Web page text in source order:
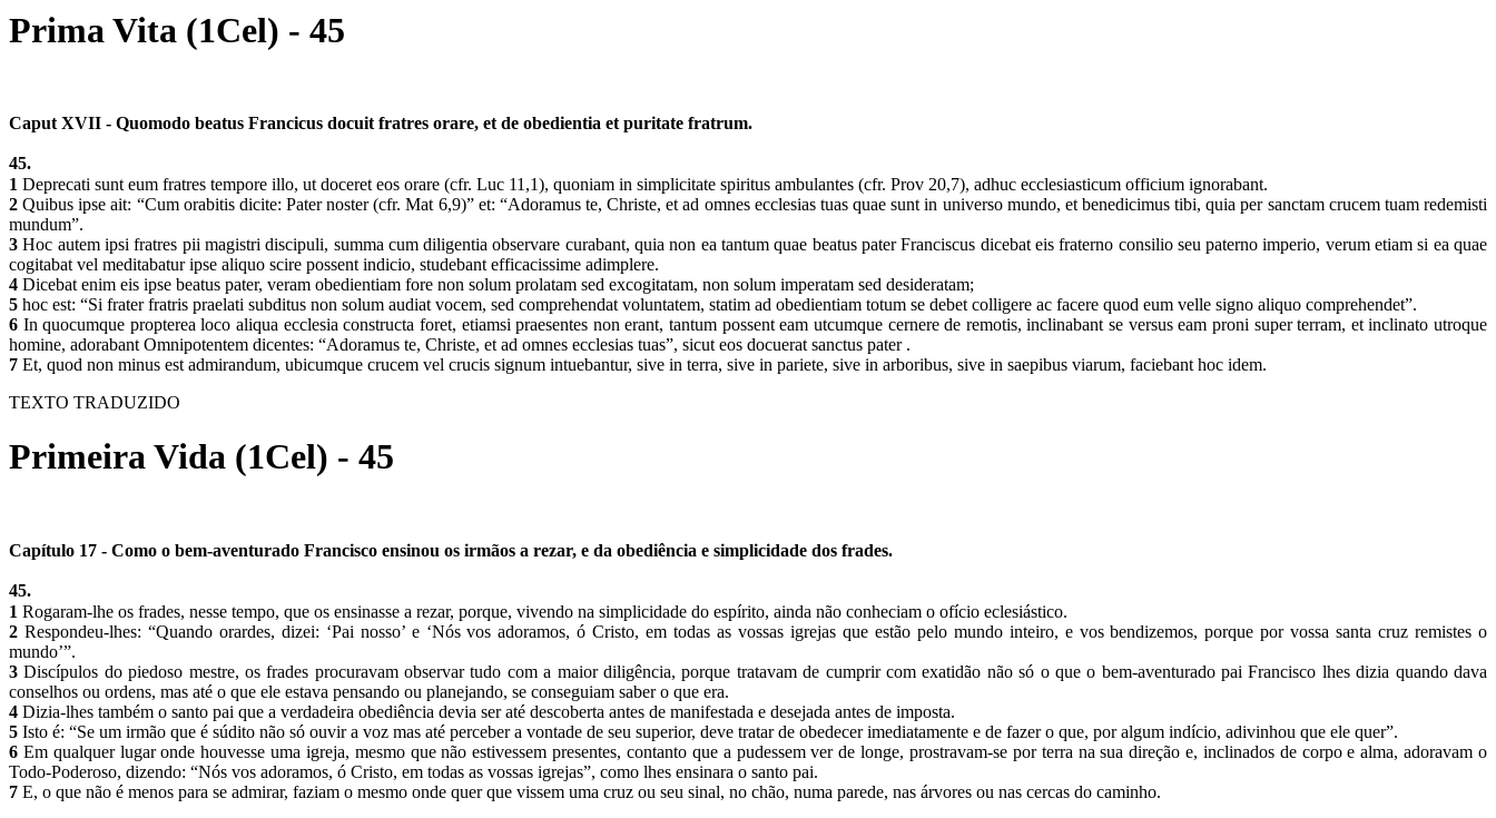
Prima Vita (1Cel) - 45
Caput XVII - Quomodo beatus Francicus docuit fratres orare, et de obedientia et puritate fratrum.
45.
1 Deprecati sunt eum fratres tempore illo, ut doceret eos orare (cfr. Luc 11,1), quoniam in simplicitate spiritus ambulantes (cfr. Prov 20,7), adhuc ecclesiasticum officium ignorabant.
2 Quibus ipse ait: “Cum orabitis dicite: Pater noster (cfr. Mat 6,9)” et: “Adoramus te, Christe, et ad omnes ecclesias tuas quae sunt in universo mundo, et benedicimus tibi, quia per sanctam crucem tuam redemisti
mundum”.
3 Hoc autem ipsi fratres pii magistri discipuli, summa cum diligentia observare curabant, quia non ea tantum quae beatus pater Franciscus dicebat eis fraterno consilio seu paterno imperio, verum etiam si ea quae
cogitabat vel meditabatur ipse aliquo scire possent indicio, studebant efficacissime adimplere.
4 Dicebat enim eis ipse beatus pater, veram obedientiam fore non solum prolatam sed excogitatam, non solum imperatam sed desideratam;
5 hoc est: “Si frater fratris praelati subditus non solum audiat vocem, sed comprehendat voluntatem, statim ad obedientiam totum se debet colligere ac facere quod eum velle signo aliquo comprehendet”.
6 In quocumque propterea loco aliqua ecclesia constructa foret, etiamsi praesentes non erant, tantum possent eam utcumque cernere de remotis, inclinabant se versus eam proni super terram, et inclinato utroque
homine, adorabant Omnipotentem dicentes: “Adoramus te, Christe, et ad omnes ecclesias tuas”, sicut eos docuerat sanctus pater .
7 Et, quod non minus est admirandum, ubicumque crucem vel crucis signum intuebantur, sive in terra, sive in pariete, sive in arboribus, sive in saepibus viarum, faciebant hoc idem.
TEXTO TRADUZIDO
Primeira Vida (1Cel) - 45
Capítulo 17 - Como o bem-aventurado Francisco ensinou os irmãos a rezar, e da obediência e simplicidade dos frades.
45.
1 Rogaram-lhe os frades, nesse tempo, que os ensinasse a rezar, porque, vivendo na simplicidade do espírito, ainda não conheciam o ofício eclesiástico.
2 Respondeu-lhes: “Quando orardes, dizei: ‘Pai nosso’ e ‘Nós vos adoramos, ó Cristo, em todas as vossas igrejas que estão pelo mundo inteiro, e vos bendizemos, porque por vossa santa cruz remistes o
mundo’”.
3 Discípulos do piedoso mestre, os frades procuravam observar tudo com a maior diligência, porque tratavam de cumprir com exatidão não só o que o bem-aventurado pai Francisco lhes dizia quando dava
conselhos ou ordens, mas até o que ele estava pensando ou planejando, se conseguiam saber o que era.
4 Dizia-lhes também o santo pai que a verdadeira obediência devia ser até descoberta antes de manifestada e desejada antes de imposta.
5 Isto é: “Se um irmão que é súdito não só ouvir a voz mas até perceber a vontade de seu superior, deve tratar de obedecer imediatamente e de fazer o que, por algum indício, adivinhou que ele quer”.
6 Em qualquer lugar onde houvesse uma igreja, mesmo que não estivessem presentes, contanto que a pudessem ver de longe, prostravam-se por terra na sua direção e, inclinados de corpo e alma, adoravam o
Todo-Poderoso, dizendo: “Nós vos adoramos, ó Cristo, em todas as vossas igrejas”, como lhes ensinara o santo pai.
7 E, o que não é menos para se admirar, faziam o mesmo onde quer que vissem uma cruz ou seu sinal, no chão, numa parede, nas árvores ou nas cercas do caminho.